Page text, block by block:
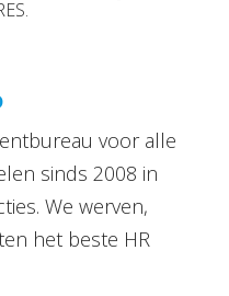
voor alle
sinds 2008 in
We werven,
het beste HR